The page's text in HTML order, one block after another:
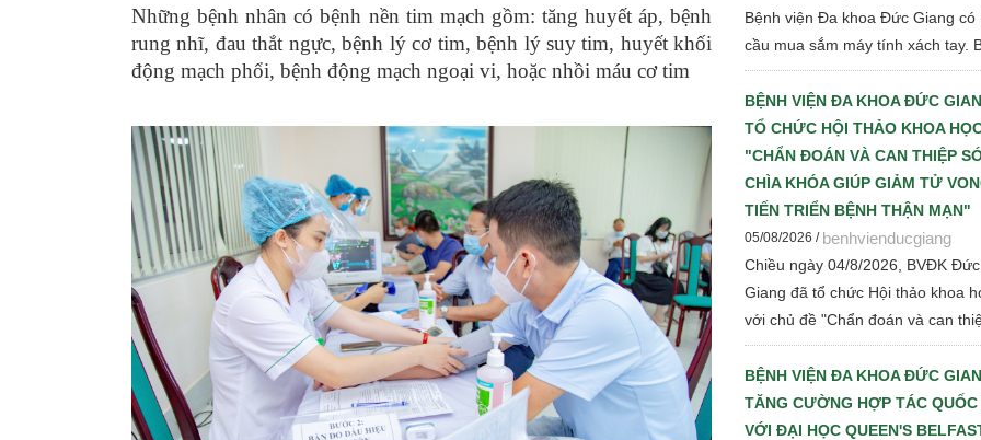
Những bệnh nhân có bệnh nền tim mạch gồm: tăng huyết áp, bệnh
rung nhĩ, đau thắt ngực, bệnh lý cơ tim, bệnh lý suy tim, huyết khối
động mạch phổi, bệnh động mạch ngoại vi, hoặc nhồi máu cơ tim
Bệnh viện Đa khoa Đức Giang có
cầu mua sắm máy tính xách tay.
viện kính đề nghị các đơn vị, tổ
có đủ tư cách pháp nhân tham gia
giá cạnh tranh để Bệnh viện thực
các bước đấu thầu theo quy định
hành
BỆNH VIỆN ĐA KHOA ĐỨC
TỔ CHỨC HỘI THẢO KHOA
"CHẨN ĐOÁN VÀ CAN THIỆP
CHÌA KHÓA GIÚP GIẢM TỬ
TIẾN TRIỂN BỆNH THẬN MẠN"
05/08/2026 / benhvienducgiang
Chiều ngày 04/8/2026, BVĐK Đức
Giang đã tổ chức Hội thảo khoa
với chủ đề "Chẩn đoán và can
sớm – Chìa khóa giúp giảm tử
tiến triển bệnh thận mạn" nhằm
nhật những tiến bộ mới trong
đoán, điều trị và quản lý bệnh
BỆNH VIỆN ĐA KHOA ĐỨC
TĂNG CƯỜNG HỢP TÁC QUỐC
VỚI ĐẠI HỌC QUEEN'S